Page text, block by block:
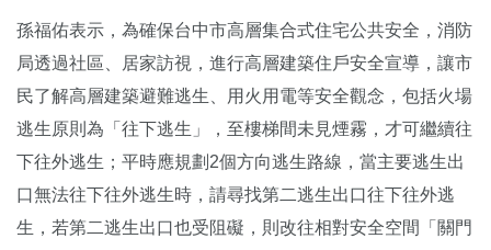
孫福佑表示，為確保台中市高層集合式住宅公共安全，消防
局透過社區、居家訪視，進行高層建築住戶安全宣導，讓市
民了解高層建築避難逃生、用火用電等安全觀念，包括火場
逃生原則為「往下逃生」，至樓梯間未見煙霧，才可繼續往
下往外逃生；平時應規劃2個方向逃生路線，當主要逃生出
口無法往下往外逃生時，請尋找第二逃生出口往下往外逃
生，若第二逃生出口也受阻礙，則改往相對安全空間「關門